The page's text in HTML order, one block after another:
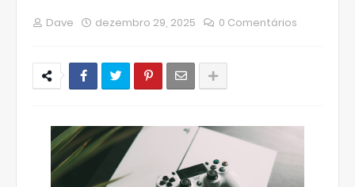
Dave dezembro 29, 2025 0 Comentários